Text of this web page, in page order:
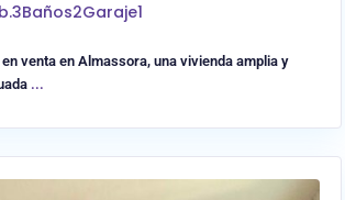
3Baños2Garaje1
venta en Almassora, una vivienda amplia y
...